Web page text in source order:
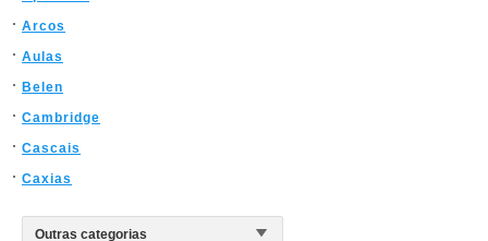
Arcos
Aulas
Belen
Cambridge
Cascais
Caxias